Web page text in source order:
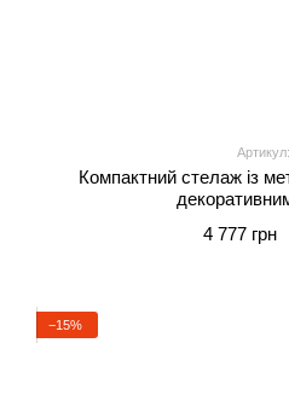
Компактний стелаж із
4 777 грн
−15%